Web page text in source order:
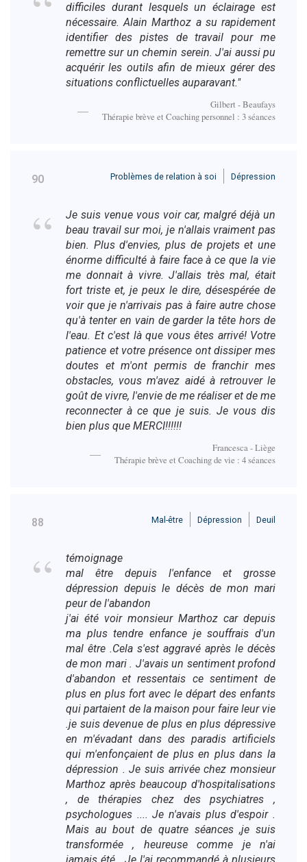
difficiles durant lesquels un éclairage est
nécessaire. Alain Marthoz a su rapidement
identifier des pistes de travail pour me
remettre sur un chemin serein. J'ai aussi pu
acquérir les outils afin de mieux gérer des
situations conflictuelles auparavant."
Gilbert - Beaufays
Thérapie brève et Coaching personnel : 3 séances
90 Problèmes de relation à soi Dépression
Je suis venue vous voir car, malgré déjà un
beau travail sur moi, je n'allais vraiment pas
bien. Plus d'envies, plus de projets et une
énorme difficulté à faire face à ce que la vie
me donnait à vivre. J'allais très mal, était
fort triste et, je peux le dire, désespérée de
voir que je n'arrivais pas à faire autre chose
qu'à tenter en vain de garder la tête hors de
l'eau. Et c'est là que vous êtes arrivé! Votre
patience et votre présence ont dissiper mes
doutes et m'ont permis de franchir mes
obstacles, vous m'avez aidé à retrouver le
goût de vivre, l'envie de me réaliser et de me
reconnecter à ce que je suis. Je vous dis
bien plus que MERCI!!!!!!
Francesca - Liège
Thérapie brève et Coaching de vie : 4 séances
88 Mal-être Dépression Deuil
témoignage
mal être depuis l'enfance et grosse
dépression depuis le décès de mon mari
peur de l'abandon
j'ai été voir monsieur Marthoz car depuis
ma plus tendre enfance je souffrais d'un
mal être .Cela s'est aggravé après le décès
de mon mari . J'avais un sentiment profond
d'abandon et ressentais ce sentiment de
plus en plus fort avec le départ des enfants
qui partaient de la maison pour faire leur vie
.je suis devenue de plus en plus dépressive
en m'évadant dans des paradis artificiels
qui m'enfonçaient de plus en plus dans la
dépression . Je suis arrivée chez monsieur
Marthoz après beaucoup d'hospitalisations
, de thérapies chez des psychiatres ,
psychologues .... Je n'avais plus d'espoir .
Mais au bout de quatre séances ,je suis
transformée , heureuse comme je n'ai